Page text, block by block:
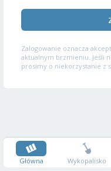
Zalogowanie oznacza
aktualnym brzmieniu. Jeśli
prosimy o niekorzystanie z
Główna Wykopalisko